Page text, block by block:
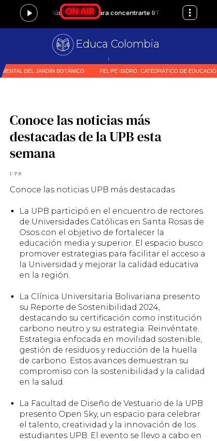
Educa Colombia
|
Conoce las noticias más
destacadas de la UPB esta
semana
UPB
Conoce las noticias UPB más destacadas
La UPB participó en el encuentro de rectores
de Universidades Católicas en Santa Rosas de
Osos con el objetivo de fortalecer la
educación media y superior. El espacio busco
promover estrategias para facilitar el acceso a
la Universidad y mejorar la calidad educativa
en la región.
La Clínica Universitaria Bolivariana presento
su Reporte de Sostenibilidad 2024,
destacando su certificación como institución
carbono neutro y su estrategia: Reinvéntate.
Estrategia enfocada en movilidad sostenible,
gestión de residuos y reducción de la huella
de carbono. Estos avances demuestran su
compromiso con la sostenibilidad y la calidad
en la salud.
La Facultad de Diseño de Vestuario de la UPB
presento Open Sky, un espacio para celebrar
el talento, creatividad y la innovación de los
estudiantes UPB. El evento se llevo a cabo en